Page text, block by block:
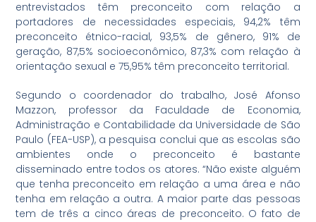
entrevistados têm preconceito com relação a
portadores de necessidades especiais, 94,2% têm
preconceito étnico-racial, 93,5% de gênero, 91% de
geração, 87,5% socioeconômico, 87,3% com relação à
orientação sexual e 75,95% têm preconceito territorial.
Segundo o coordenador do trabalho, José Afonso
Mazzon, professor da Faculdade de Economia,
Administração e Contabilidade da Universidade de São
Paulo (FEA-USP), a pesquisa conclui que as escolas são
ambientes onde o preconceito é bastante
disseminado entre todos os atores. “Não existe alguém
que tenha preconceito em relação a uma área e não
tenha em relação a outra. A maior parte das pessoas
tem de três a cinco áreas de preconceito. O fato de